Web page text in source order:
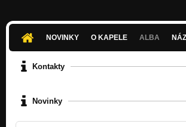
NOVINKY O KAPELE ALBA
Kontakty
Novinky